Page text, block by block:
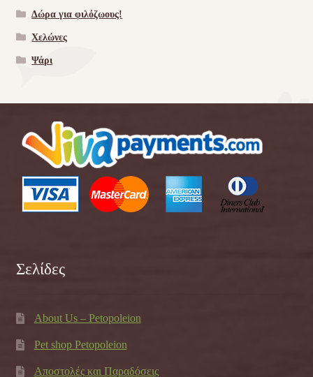
Δώρα για φιλόζωους!
Χελώνες
Ψάρι
Σελίδες
About Us – Petopoleion
Pet shop Petopoleion
Αποστολές και Παραδόσεις